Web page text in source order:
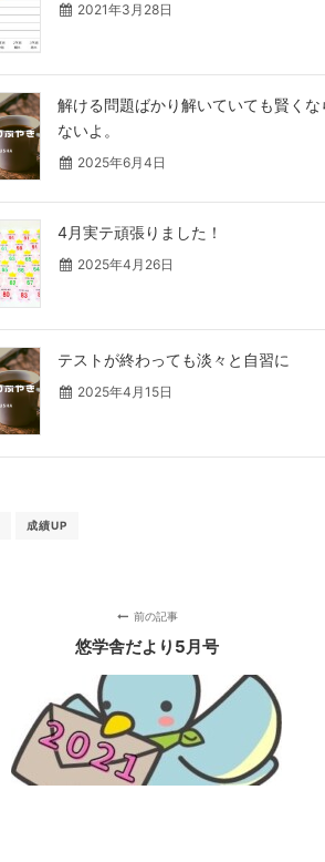
2021年3月28日
解ける問題ばかり解いていても賢くな
ないよ。
2025年6月4日
4月実テ頑張りました！
2025年4月26日
テストが終わっても淡々と自習に
2025年4月15日
成績UP
前の記事
悠学舎だより5月号